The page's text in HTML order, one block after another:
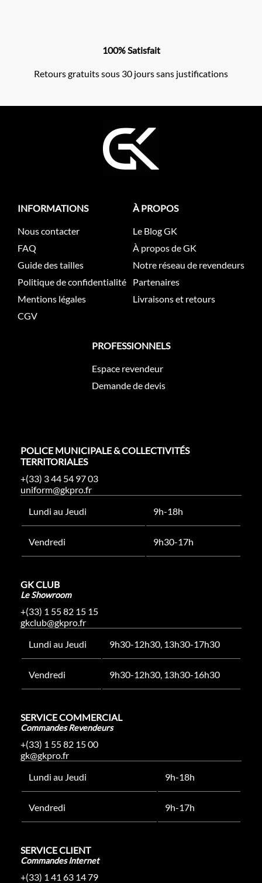
100% Satisfait
Retours gratuits sous 30 jours sans justifications
INFORMATIONS
Nous contacter
FAQ
Guide des tailles
Politique de confidentialité
Mentions légales
CGV
À PROPOS
Le Blog GK
À propos de GK
Notre réseau de revendeurs
Partenaires
Livraisons et retours
PROFESSIONNELS
Espace revendeur
Demande de devis
POLICE MUNICIPALE & COLLECTIVITÉS
TERRITORIALES
+(33) 3 44 54 97 03
uniform@gkpro.fr
Lundi au Jeudi
9h-18h
Vendredi 9h30-17h
GK CLUB
Le Showroom
+(33) 1 55 82 15 15
gkclub@gkpro.fr
Lundi au Jeudi
9h30-12h30, 13h30-17h30
Vendredi 9h30-12h30, 13h30-16h30
SERVICE COMMERCIAL
Commandes Revendeurs
+(33) 1 55 82 15 00
gk@gkpro.fr
Lundi au Jeudi
9h-18h
Vendredi 9h-17h
SERVICE CLIENT
Commandes Internet
+(33) 1 41 63 14 79